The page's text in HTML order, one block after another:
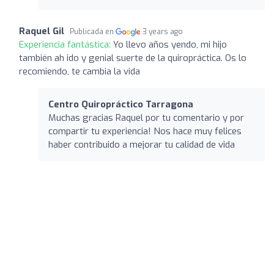
Raquel Gil Publicada en 3 years ago
Experiencia fantástica: Yo llevo años yendo, mi hijo
también ah ido y genial suerte de la quiropráctica. Os lo
recomiendo, te cambia la vida
Centro Quiropráctico Tarragona
Muchas gracias Raquel por tu comentario y por
compartir tu experiencia! Nos hace muy felices
haber contribuido a mejorar tu calidad de vida